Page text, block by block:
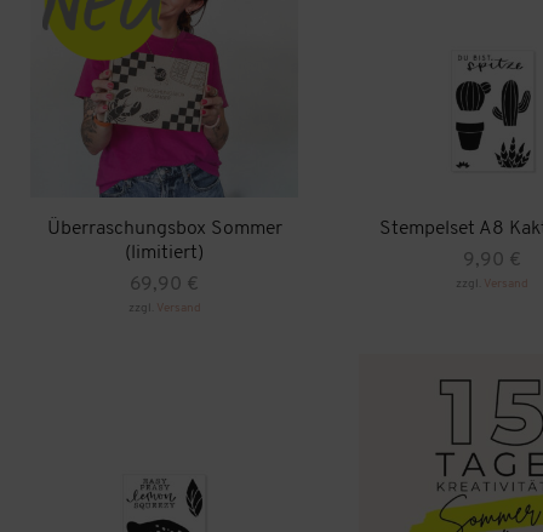
Überraschungsbox Sommer
(limitiert)
69,90 €
zzgl. Versand
Stempelset A8
9,90 €
zzgl. Versand